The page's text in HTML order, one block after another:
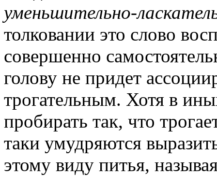
уменьшительно-
толковании это слово
совершенно
голову не придет
трогательным. Хотя в
пробирать так, что
таки умудряются
этому виду питья,